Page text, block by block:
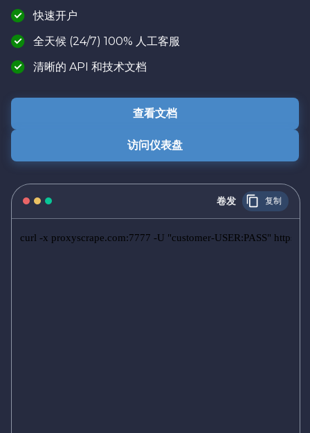
快速开户
全天候 (24/7) 100% 人工客服
清晰的 API 和技术文档
查看文档
访问仪表盘
卷发 复制
curl -x proxyscrape.com:7777 -U "customer-USER:PASS" https://